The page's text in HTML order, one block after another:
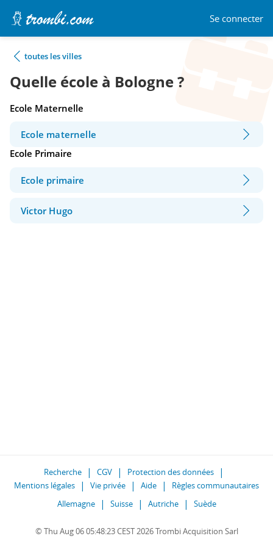
Se connecter
toutes les villes
Quelle école à Bologne ?
Ecole Maternelle
Ecole maternelle
Ecole Primaire
Ecole primaire
Victor Hugo
Recherche CGV
Protection des données
Mentions légales
Vie privée Aide
Règles communautaires
Allemagne
Suisse Autriche Suède
© Thu Aug 06 05:48:23 CEST 2026 Trombi Acquisition Sarl